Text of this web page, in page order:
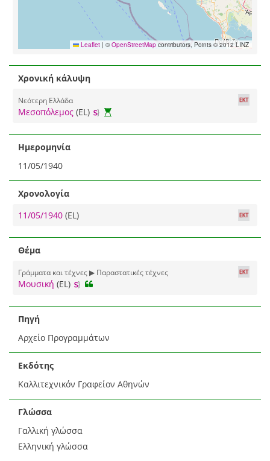
Leaflet | © OpenStreetMap contributors, Points © 2012 LINZ
Χρονική κάλυψη
Νεότερη Ελλάδα
Μεσοπόλεμος (EL)
Ημερομηνία
11/05/1940
Χρονολογία
11/05/1940 (EL)
Θέμα
Γράμματα και τέχνες ▶ Παραστατικές τέχνες
Μουσική (EL)
Πηγή
Αρχείο Προγραμμάτων
Εκδότης
Καλλιτεχνικόν Γραφείον Αθηνών
Γλώσσα
Γαλλική γλώσσα
Ελληνική γλώσσα